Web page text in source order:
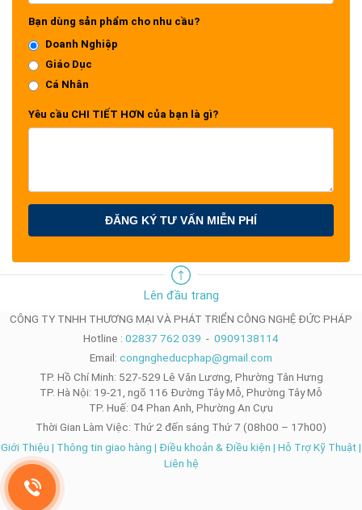
Bạn dùng sản phẩm cho nhu cầu?
Doanh Nghiệp
Giáo Dục
Cá Nhân
Yêu cầu CHI TIẾT HƠN của bạn là gì?
ĐĂNG KÝ TƯ VẤN MIỄN PHÍ
Lên đầu trang
CÔNG TY TNHH THƯƠNG MẠI VÀ PHÁT TRIỂN CÔNG NGHỆ ĐỨC PHÁP
Hotline : 02837 762 039 - 0909138114
Email: congngheducphap@gmail.com
TP. Hồ Chí Minh: 527-529 Lê Văn Lương, Phường Tân Hưng
TP. Hà Nội: 19-21, ngõ 116 Đường Tây Mỗ, Phường Tây Mỗ
TP. Huế: 04 Phan Anh, Phường An Cựu
Thời Gian Làm Việc: Thứ 2 đến sáng Thứ 7 (08h00 – 17h00)
Giới Thiệu | Thông tin giao hàng | Điều khoản & Điều kiện | Hỗ Trợ Kỹ Thuật|
Liên hệ